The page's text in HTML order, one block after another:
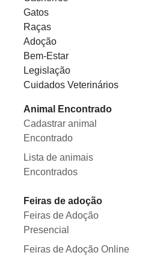
Gatos
Raças
Adoção
Bem-Estar
Legislação
Cuidados Veterinários
Animal Encontrado
Cadastrar animal
Encontrado
Lista de animais
Encontrados
Feiras de adoção
Feiras de Adoção
Presencial
Feiras de Adoção Online